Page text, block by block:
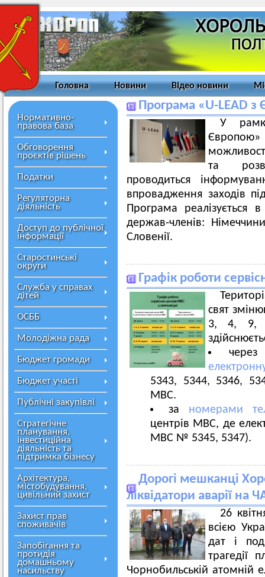
Головна Новини Відео новини
Нормативно-
правова база
Обговорення
проєктів рішень
Податки
Регуляторна
діяльність
Доступ до публічної
інформації
Старостинські
округи
Служба у справах
дітей
ОСББ
Молодіжна рада
Бюджет громади
Бюджет участі
Публічні закупівлі
Стратегічне
планування,
інвестиційна
діяльність та
підтримка бізнесу
Архітектура,
містобудування,
цивільний захист
Захист прав
споживачів
Запобігання та
протидія
домашньому
насильству
Програма «U-LEAD
У
Європою»
та
проводиться
впровадження заходів
Програма реалізується
держав-членів:
Словенії.
Графік роботи
свят
3, 4, 9,
5343, 5344, 5346,
МВС.
за номерами
центрів МВС, де
МВС № 5345, 5347).
Дорогі мешканці
ліквідатори аварії на
26
всією
дат і
трагедії
Чорнобильській атомній